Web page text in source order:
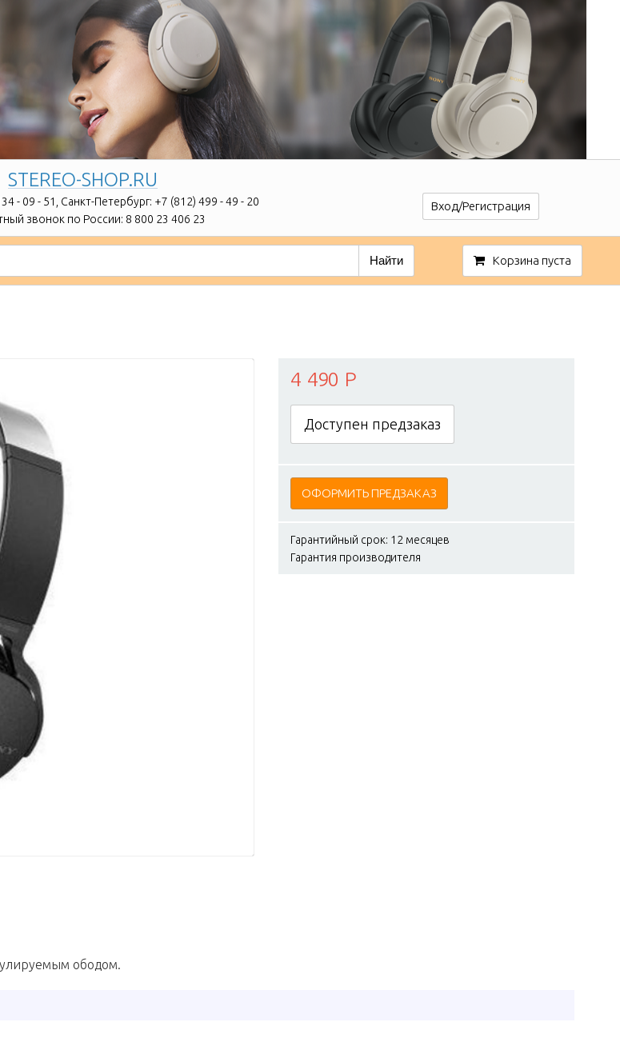
STEREO-SHOP.RU
- 09 - 51, Санкт-Петербург: +7 (812) 499 - 49 - 20
звонок по России: 8 800 23 406 23
Вход/Регистрация
Найти Корзина пуста
4 490 Р
Доступен предзаказ
ОФОРМИТЬ ПРЕДЗАКАЗ
Гарантийный срок: 12 месяцев
Гарантия производителя
ободом.